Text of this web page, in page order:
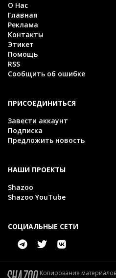
О Нас
Главная
Реклама
Контакты
Этикет
Помощь
RSS
Сообщить об ошибке
ПРИСОЕДИНИТЬСЯ
Завести аккаунт
Подписка
Предложить новость
НАШИ ПРОЕКТЫ
Shazoo
Shazoo YouTube
СОЦИАЛЬНЫЕ СЕТИ
Копирование